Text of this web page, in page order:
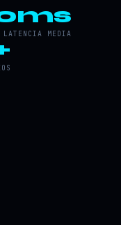
LATENCIA MEDIA